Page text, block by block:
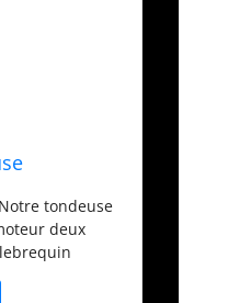
Bordure,
tondeuse
deux
les